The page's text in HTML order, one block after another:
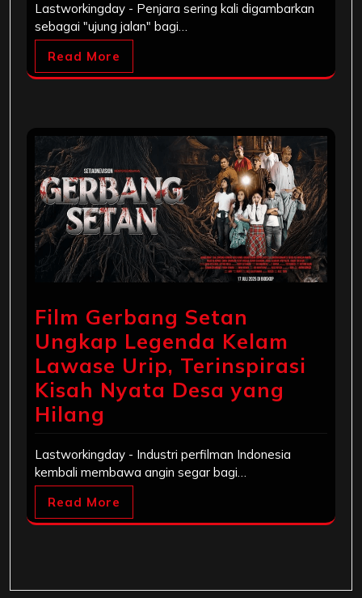
Lastworkingday - Penjara sering kali digambarkan
sebagai "ujung jalan" bagi…
Read More
Film Gerbang Setan
Ungkap Legenda Kelam
Lawase Urip, Terinspirasi
Kisah Nyata Desa yang
Hilang
Lastworkingday - Industri perfilman Indonesia
kembali membawa angin segar bagi…
Read More